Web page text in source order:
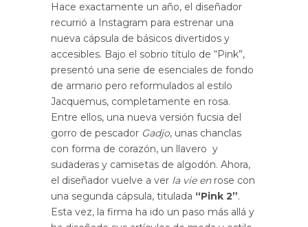
Hace exactamente un año, el diseñador
recurrió a Instagram para estrenar una
nueva cápsula de básicos divertidos y
accesibles. Bajo el sobrio título de “Pink”,
presentó una serie de esenciales de fondo
de armario pero reformulados al estilo
Jacquemus, completamente en rosa.
Entre ellos, una nueva versión fucsia del
gorro de pescador Gadjo, unas chanclas
con forma de corazón, un llavero y
sudaderas y camisetas de algodón. Ahora,
el diseñador vuelve a ver la vie enrose con
una segunda cápsula, titulada “Pink 2”.
Esta vez, la firma ha ido un paso más allá y